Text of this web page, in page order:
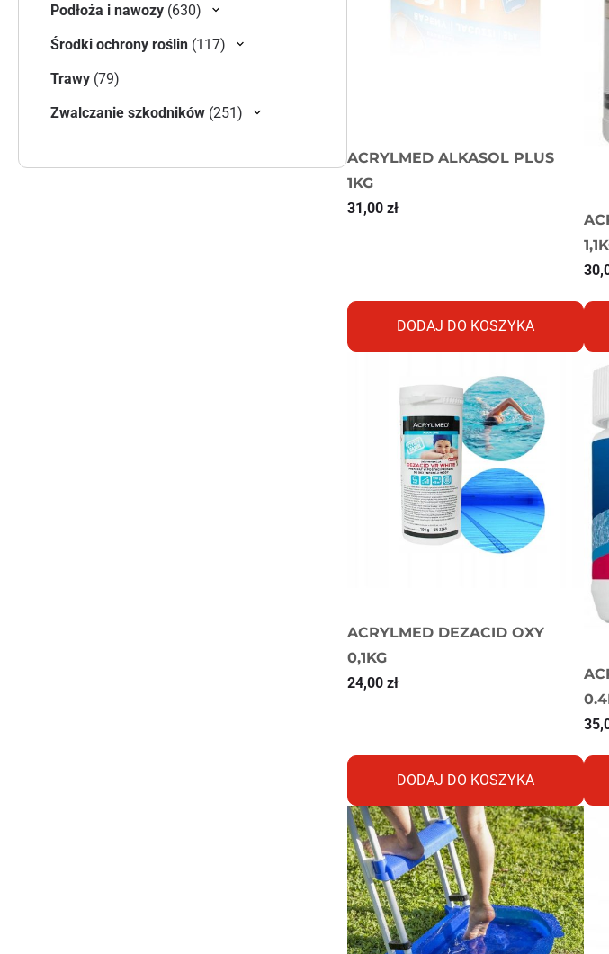
Podłoża i nawozy 630630 produktów
Środki ochrony roślin 117117 produktów
Trawy 7979 produktów
Zwalczanie szkodników 251251 produktów
ACRYLMED ALKASOL PLUS
1KG
31,00zł
DODAJ DO KOSZYKA
ACRYLMED DEZACID OXY
0,1KG
24,00zł
DODAJ DO KOSZYKA